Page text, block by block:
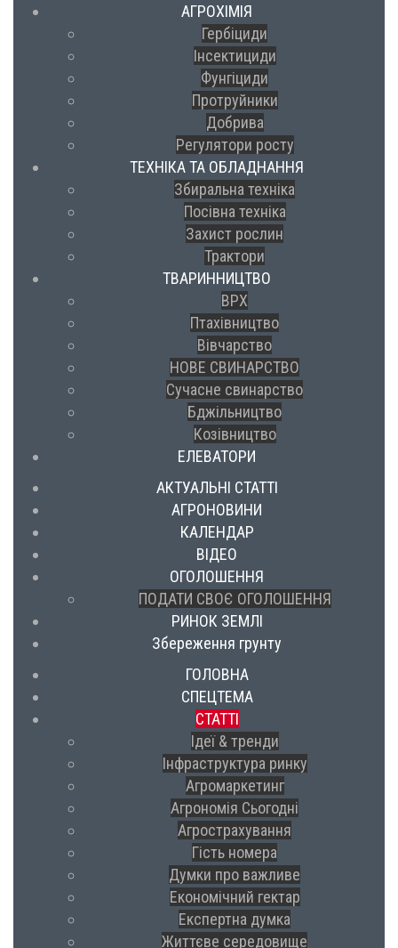
АГРОХІМІЯ
Гербіциди
Інсектициди
Фунгіциди
Протруйники
Добрива
Регулятори росту
ТЕХНІКА ТА ОБЛАДНАННЯ
Збиральна техніка
Посівна техніка
Захист рослин
Трактори
ТВАРИННИЦТВО
ВРХ
Птахівництво
Вівчарство
НОВЕ СВИНАРСТВО
Сучасне свинарство
Бджільництво
Козівництво
ЕЛЕВАТОРИ
АКТУАЛЬНІ СТАТТІ
АГРОНОВИНИ
КАЛЕНДАР
ВІДЕО
ОГОЛОШЕННЯ
ПОДАТИ СВОЄ ОГОЛОШЕННЯ
РИНОК ЗЕМЛІ
Збереження грунту
ГОЛОВНА
СПЕЦТЕМА
СТАТТІ
Ідеї & тренди
Інфраструктура ринку
Агромаркетинг
Агрономія Сьогодні
Агрострахування
Гість номера
Думки про важливе
Економічний гектар
Експертна думка
Життєве середовище